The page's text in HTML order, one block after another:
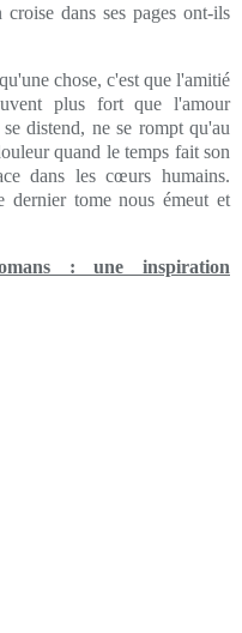
dans ses pages ont-ils
chose, c'est que l'amitié
plus fort que l'amour
distend, ne se rompt qu'au
quand le temps fait son
dans les cœurs humains.
dernier tome nous émeut et
: une inspiration